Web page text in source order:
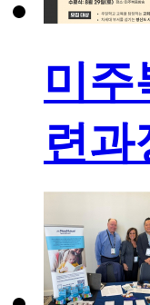
미주
련과